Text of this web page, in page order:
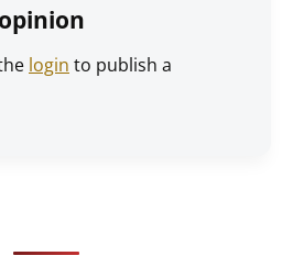
login to publish a